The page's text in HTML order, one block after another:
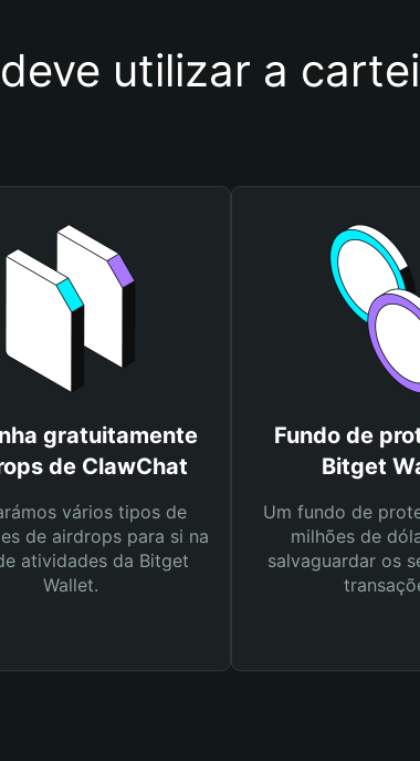
utilizar a
gratuitamente
de ClawChat
vários tipos de
de airdrops para si na
atividades da Bitget
Wallet.
Fundo de
Bitget
Um fundo de
milhões de
salvaguardar os